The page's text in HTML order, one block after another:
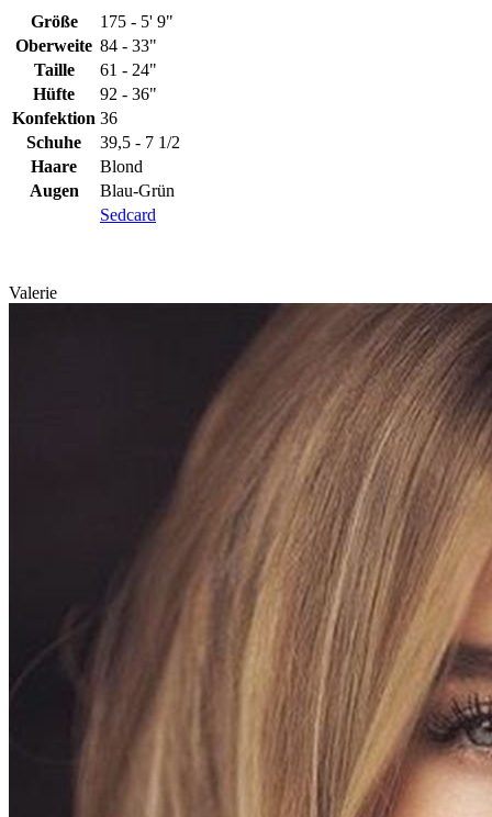
Größe
175 - 5' 9"
Oberweite 84 - 33"
Taille
61 - 24"
Hüfte
92 - 36"
Konfektion 36
Schuhe
39,5 - 7 1/2
Haare
Blond
Augen
Blau-Grün
Sedcard
Valerie